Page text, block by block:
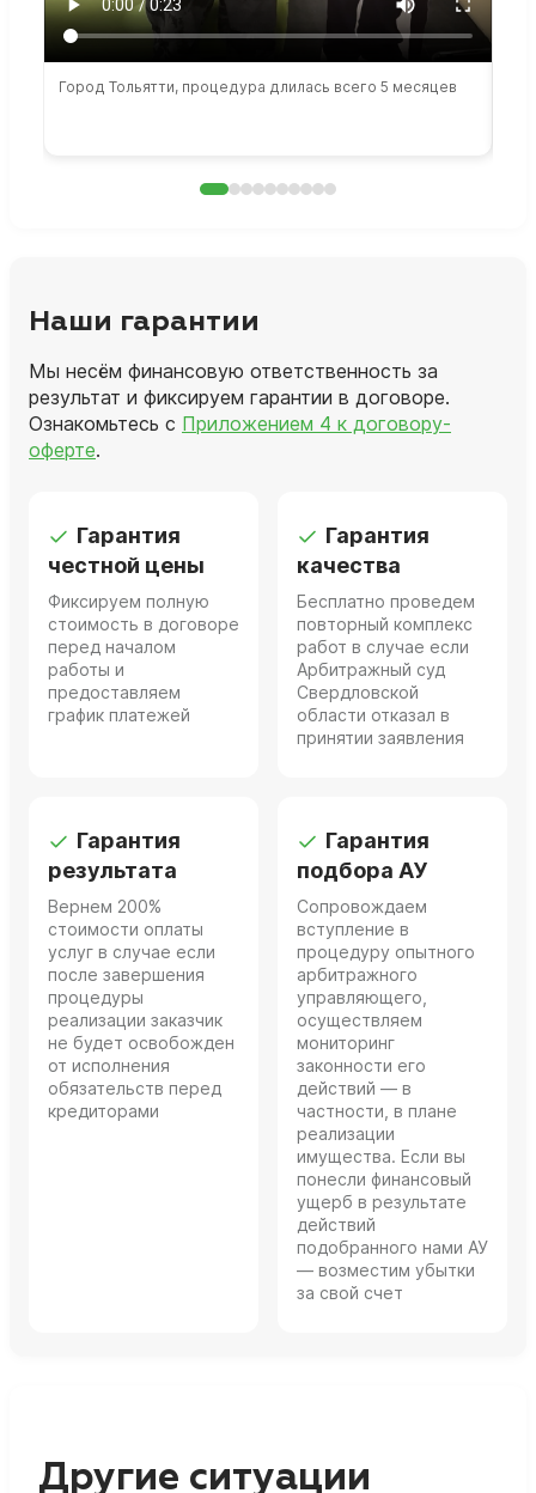
Город Тольятти, процедура длилась всего 5 месяцев
Наши гарантии
Мы несём финансовую ответственность за
результат и фиксируем гарантии в договоре.
Ознакомьтесь с Приложением 4 к договору-
оферте.
Гарантия
честной цены
Фиксируем полную
стоимость в договоре
перед началом
работы и
предоставляем
график платежей
Гарантия
качества
Бесплатно проведем
повторный комплекс
работ в случае если
Арбитражный суд
Свердловской
области отказал в
принятии заявления
Гарантия
результата
Вернем 200%
стоимости оплаты
услуг в случае если
после завершения
процедуры
реализации заказчик
не будет освобожден
от исполнения
обязательств перед
кредиторами
Гарантия
подбора АУ
Сопровождаем
вступление в
процедуру опытного
арбитражного
управляющего,
осуществляем
мониторинг
законности его
действий — в
частности, в плане
реализации
имущества. Если вы
понесли финансовый
ущерб в результате
действий
подобранного нами АУ
— возместим убытки
за свой счет
Другие ситуации